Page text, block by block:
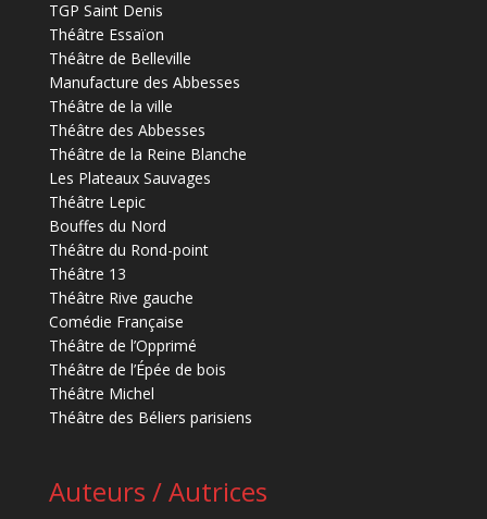
TGP Saint Denis
Théâtre Essaïon
Théâtre de Belleville
Manufacture des Abbesses
Théâtre de la ville
Théâtre des Abbesses
Théâtre de la Reine Blanche
Les Plateaux Sauvages
Théâtre Lepic
Bouffes du Nord
Théâtre du Rond-point
Théâtre 13
Théâtre Rive gauche
Comédie Française
Théâtre de l’Opprimé
Théâtre de l’Épée de bois
Théâtre Michel
Théâtre des Béliers parisiens
Auteurs / Autrices